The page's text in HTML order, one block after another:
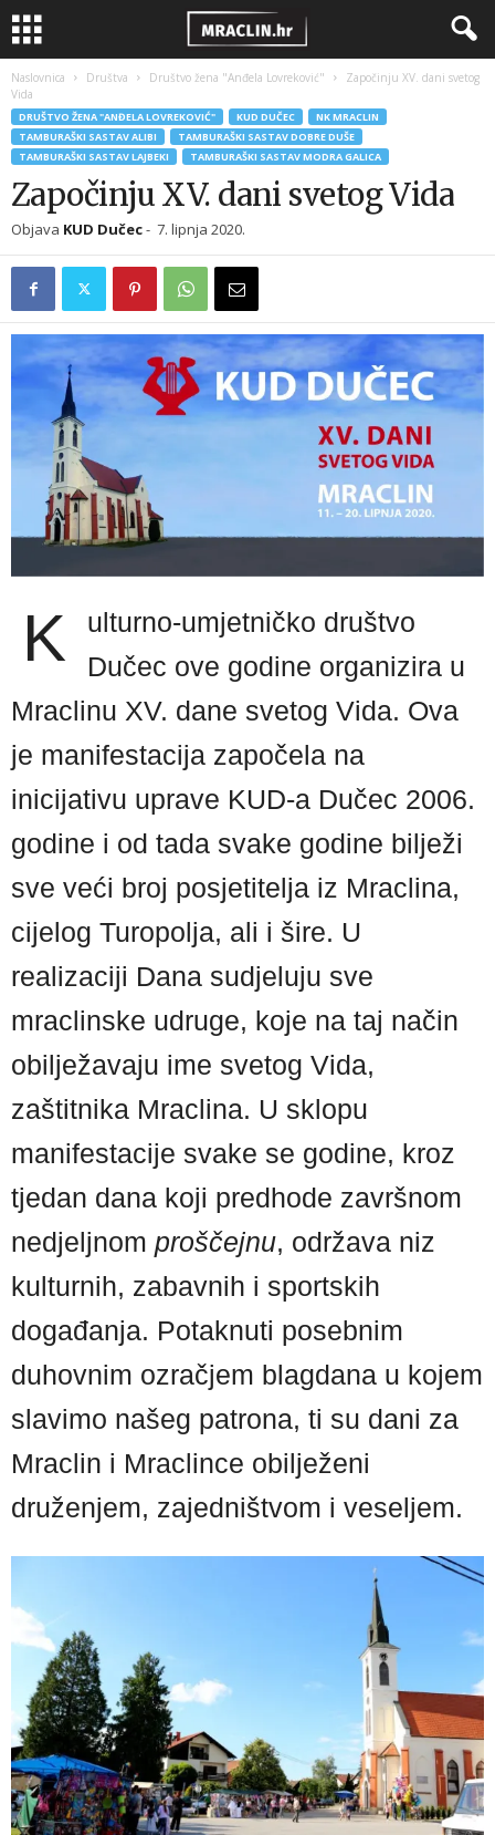
Naslovnica Društva Društvo žena "Anđela Lovreković"
Započinju XV. dani svetog
Vida
DRUŠTVO ŽENA "ANĐELA LOVREKOVIĆ" KUD DUČEC
NK MRACLIN
TAMBURAŠKI SASTAV ALIBI
TAMBURAŠKI SASTAV DOBRE DUŠE
TAMBURAŠKI SASTAV LAJBEKI
TAMBURAŠKI SASTAV MODRA GALICA
Započinju XV. dani svetog Vida
Objava KUD Dučec- 7. lipnja 2020.
K
ulturno-umjetničko društvo
Dučec ove godine organizira u
Mraclinu XV. dane svetog Vida. Ova
je manifestacija započela na
inicijativu uprave KUD-a Dučec 2006.
godine i od tada svake godine bilježi
sve veći broj posjetitelja iz Mraclina,
cijelog Turopolja, ali i šire. U
realizaciji Dana sudjeluju sve
mraclinske udruge, koje na taj način
obilježavaju ime svetog Vida,
zaštitnika Mraclina. U sklopu
manifestacije svake se godine, kroz
tjedan dana koji predhode završnom
nedjeljnom proščejnu, održava niz
kulturnih, zabavnih i sportskih
događanja. Potaknuti posebnim
duhovnim ozračjem blagdana u kojem
slavimo našeg patrona, ti su dani za
Mraclin i Mraclince obilježeni
druženjem, zajedništvom i veseljem.